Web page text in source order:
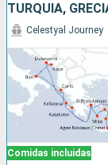
Comidas incluidas
Celestyal Journey